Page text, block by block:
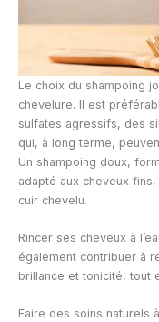
Le choix du shampoing
chevelure. Il est
sulfates agressifs, des
qui, à long terme,
Un shampoing doux,
adapté aux cheveux
cuir chevelu.
Rincer ses cheveux à
également contribuer à
brillance et tonicité, tout
Faire des soins naturels